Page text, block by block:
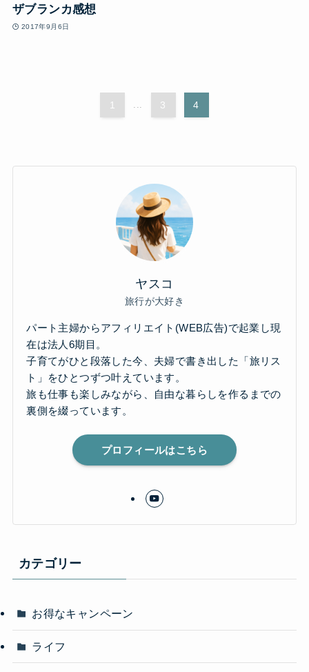
ザブランカ感想
2017年9月6日
1 3 4
ヤスコ
旅行が大好き
パート主婦からアフィリエイト(WEB広告)で起業し現
在は法人6期目。
子育てがひと段落した今、夫婦で書き出した「旅リス
ト」をひとつずつ叶えています。
旅も仕事も楽しみながら、自由な暮らしを作るまでの
裏側を綴っています。
プロフィールはこちら
カテゴリー
お得なキャンペーン
ライフ